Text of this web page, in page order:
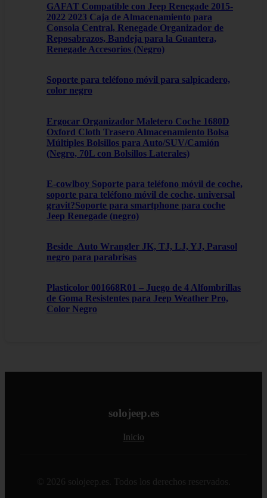
GAFAT Compatible con Jeep Renegade 2015-
2022 2023 Caja de Almacenamiento para
Consola Central, Renegade Organizador de
Reposabrazos, Bandeja para la Guantera,
Renegade Accesorios (Negro)
Soporte para teléfono móvil para salpicadero,
color negro
Ergocar Organizador Maletero Coche 1680D
Oxford Cloth Trasero Almacenamiento Bolsa
Múltiples Bolsillos para Auto/SUV/Camión
(Negro, 70L con Bolsillos Laterales)
E-cowlboy Soporte para teléfono móvil de coche,
soporte para teléfono móvil de coche, universal
gravit?Soporte para smartphone para coche
Jeep Renegade (negro)
Beside_Auto Wrangler JK, TJ, LJ, YJ, Parasol
negro para parabrisas
Plasticolor 001668R01 – Juego de 4 Alfombrillas
de Goma Resistentes para Jeep Weather Pro,
Color Negro
solojeep.es
Inicio
© 2026 solojeep.es. Todos los derechos reservados.